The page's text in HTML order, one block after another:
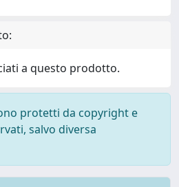
a questo prodotto.
protetti da copyright e
salvo diversa